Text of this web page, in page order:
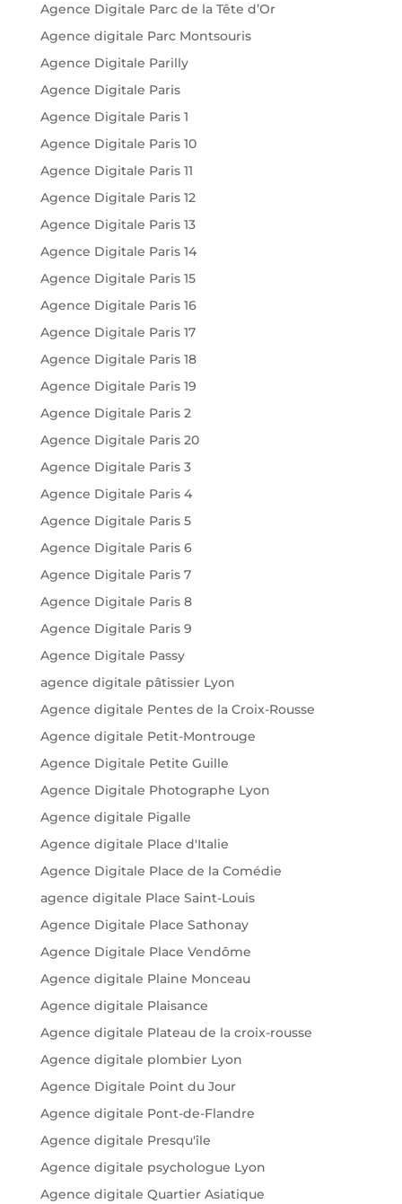
Agence Digitale Parc de la Tête d’Or
Agence digitale Parc Montsouris
Agence Digitale Parilly
Agence Digitale Paris
Agence Digitale Paris 1
Agence Digitale Paris 10
Agence Digitale Paris 11
Agence Digitale Paris 12
Agence Digitale Paris 13
Agence Digitale Paris 14
Agence Digitale Paris 15
Agence Digitale Paris 16
Agence Digitale Paris 17
Agence Digitale Paris 18
Agence Digitale Paris 19
Agence Digitale Paris 2
Agence Digitale Paris 20
Agence Digitale Paris 3
Agence Digitale Paris 4
Agence Digitale Paris 5
Agence Digitale Paris 6
Agence Digitale Paris 7
Agence Digitale Paris 8
Agence Digitale Paris 9
Agence Digitale Passy
agence digitale pâtissier Lyon
Agence digitale Pentes de la Croix-Rousse
Agence digitale Petit-Montrouge
Agence Digitale Petite Guille
Agence Digitale Photographe Lyon
Agence digitale Pigalle
Agence digitale Place d'Italie
Agence Digitale Place de la Comédie
agence digitale Place Saint-Louis
Agence Digitale Place Sathonay
Agence Digitale Place Vendôme
Agence digitale Plaine Monceau
Agence digitale Plaisance
Agence digitale Plateau de la croix-rousse
Agence digitale plombier Lyon
Agence Digitale Point du Jour
Agence digitale Pont-de-Flandre
Agence digitale Presqu'île
Agence digitale psychologue Lyon
Agence digitale Quartier Asiatique